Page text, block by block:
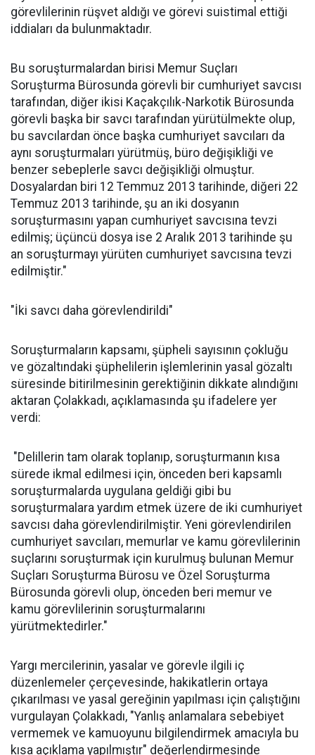
görevlilerinin rüşvet aldığı ve görevi suistimal ettiği
iddiaları da bulunmaktadır.
Bu soruşturmalardan birisi Memur Suçları
Soruşturma Bürosunda görevli bir cumhuriyet savcısı
tarafından, diğer ikisi Kaçakçılık-Narkotik Bürosunda
görevli başka bir savcı tarafından yürütülmekte olup,
bu savcılardan önce başka cumhuriyet savcıları da
aynı soruşturmaları yürütmüş, büro değişikliği ve
benzer sebeplerle savcı değişikliği olmuştur.
Dosyalardan biri 12 Temmuz 2013 tarihinde, diğeri 22
Temmuz 2013 tarihinde, şu an iki dosyanın
soruşturmasını yapan cumhuriyet savcısına tevzi
edilmiş; üçüncü dosya ise 2 Aralık 2013 tarihinde şu
an soruşturmayı yürüten cumhuriyet savcısına tevzi
edilmiştir."
"İki savcı daha görevlendirildi"
Soruşturmaların kapsamı, şüpheli sayısının çokluğu
ve gözaltındaki şüphelilerin işlemlerinin yasal gözaltı
süresinde bitirilmesinin gerektiğinin dikkate alındığını
aktaran Çolakkadı, açıklamasında şu ifadelere yer
verdi:
"Delillerin tam olarak toplanıp, soruşturmanın kısa
sürede ikmal edilmesi için, önceden beri kapsamlı
soruşturmalarda uygulana geldiği gibi bu
soruşturmalara yardım etmek üzere de iki cumhuriyet
savcısı daha görevlendirilmiştir. Yeni görevlendirilen
cumhuriyet savcıları, memurlar ve kamu görevlilerinin
suçlarını soruşturmak için kurulmuş bulunan Memur
Suçları Soruşturma Bürosu ve Özel Soruşturma
Bürosunda görevli olup, önceden beri memur ve
kamu görevlilerinin soruşturmalarını
yürütmektedirler."
Yargı mercilerinin, yasalar ve görevle ilgili iç
düzenlemeler çerçevesinde, hakikatlerin ortaya
çıkarılması ve yasal gereğinin yapılması için çalıştığını
vurgulayan Çolakkadı, "Yanlış anlamalara sebebiyet
vermemek ve kamuoyunu bilgilendirmek amacıyla bu
kısa açıklama yapılmıştır" değerlendirmesinde